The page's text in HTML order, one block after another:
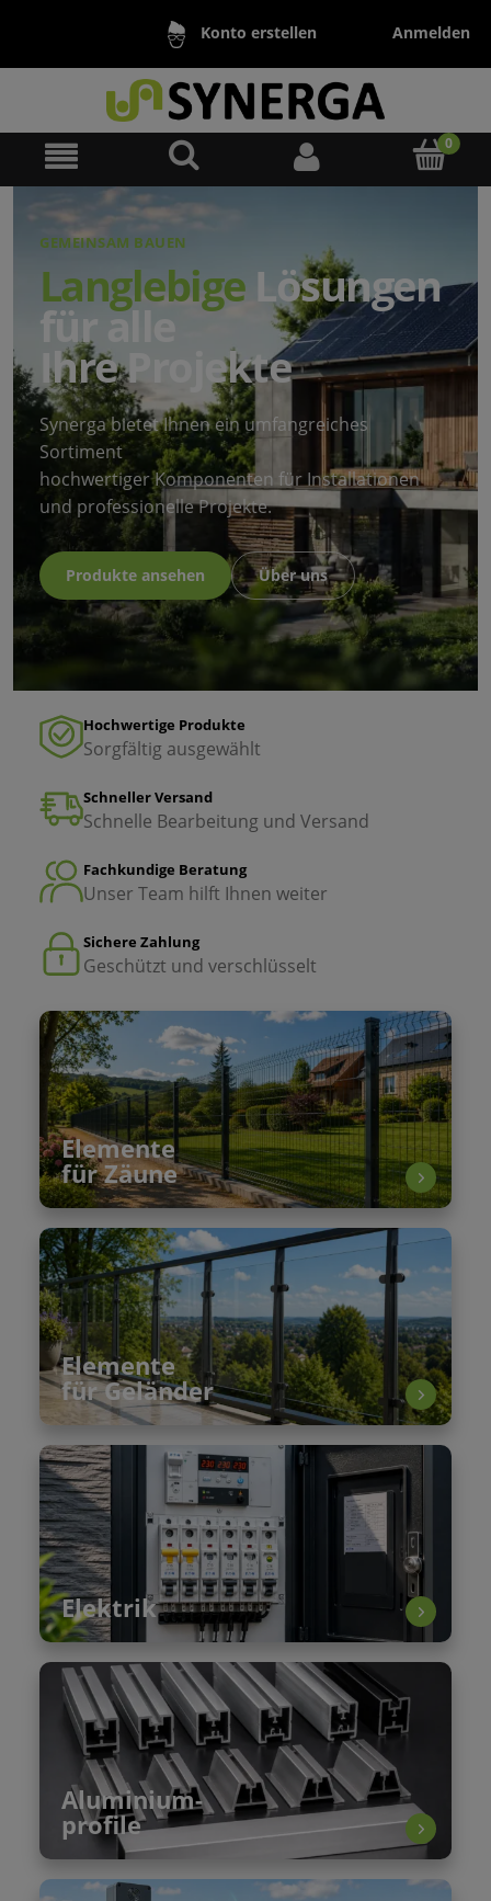
Konto erstellen Anmelden
GEMEINSAM BAUEN
LanglebigeLösungen
für alle
Ihre Projekte
Synerga bietet Ihnen ein umfangreiches
Sortiment
hochwertiger Komponenten für Installationen
und professionelle Projekte.
Produkte ansehen Über uns
Hochwertige Produkte
Sorgfältig ausgewählt
Schneller Versand
Schnelle Bearbeitung und Versand
Fachkundige Beratung
Unser Team hilft Ihnen weiter
Sichere Zahlung
Geschützt und verschlüsselt
Elemente
für Zäune
Elemente
für Geländer
Elektrik
Aluminium-
profile